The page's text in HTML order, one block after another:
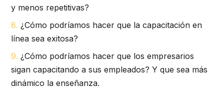
y menos repetitivas?
¿Cómo podríamos hacer que la capacitación en
línea sea exitosa?
¿Cómo podríamos hacer que los empresarios
sigan capacitando a sus empleados? Y que sea más
dinámico la enseñanza.